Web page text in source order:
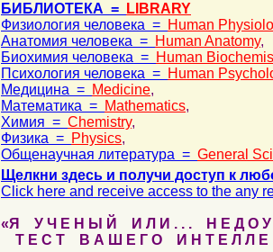
БИБЛИОТЕКА =
LIBRARY
Физиология человека = Human
Анатомия человека = Human Anatomy,
Биохимия человека = Human
Психология человека = Human
Медицина = Medicine,
Математика = Mathematics,
Химия = Chemistry,
Физика = Physics,
Общенаучная литература = General
Щелкни здесь и получи доступ к
Click here and receive access to the any
«Я У Ч Е Н Ы Й И Л И . . . Н Е Д О У
Т Е С Т В А Ш Е Г О И Н Т Е Л Л Е